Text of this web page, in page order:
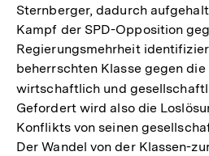
Auflösung
der
Fußnote
Sternberger, dadurch
Kampf der SPD-Opposition
Regierungsmehrheit
beherrschten Klasse gegen die
wirtschaftlich und
Gefordert wird also die
Konflikts von seinen
Der Wandel von der Klassen-